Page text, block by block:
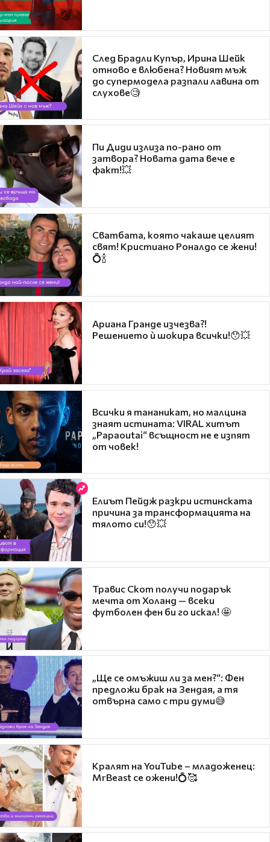
След Брадли Купър, Ирина Шейк
отново е влюбена? Новият мъж
до супермодела разпали лавина от
слухове🧐
Пи Диди излиза по-рано от
затвора? Новата дата вече е
факт!💥
Сватбата, която чакаше целият
свят! Кристиано Роналдо се жени!
💍🍾
Ариана Гранде изчезва?!
Решението ѝ шокира всички!😯💥
Всички я тананикат, но малцина
знаят истината: VIRAL хитът
„Papaoutai“ всъщност не е изпят
от човек!
Елиът Пейдж разкри истинската
причина за трансформацията на
тялото си!😯💥
Травис Скот получи подарък
мечта от Холанд — всеки
футболен фен би го искал! 🤩
„Ще се омъжиш ли за мен?“: Фен
предложи брак на Зендая, а тя
отвърна само с три думи😅
Кралят на YouTube – младоженец:
MrBeast се ожени!💍🥰